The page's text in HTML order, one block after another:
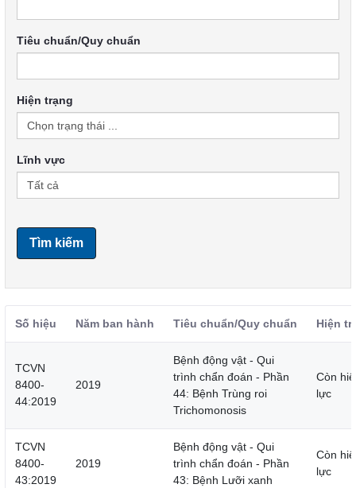
Tiêu chuẩn/Quy chuẩn
Hiện trạng
Lĩnh vực
Tìm kiếm
Số hiệu Năm ban hành Tiêu chuẩn/Quy chuẩn Hiện
TCVN
8400-
44:2019
2019
Bệnh động vật - Qui
trình chẩn đoán - Phần
44: Bệnh Trùng roi
Trichomonosis
Còn
lực
TCVN
8400-
43:2019
2019
Bệnh động vật - Qui
trình chẩn đoán - Phần
43: Bệnh Lưỡi xanh
Còn
lực